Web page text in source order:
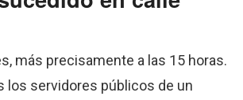
más precisamente a las 15 horas.
los servidores públicos de un